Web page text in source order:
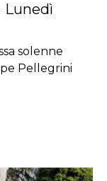
Lunedì
solenne
Pellegrini